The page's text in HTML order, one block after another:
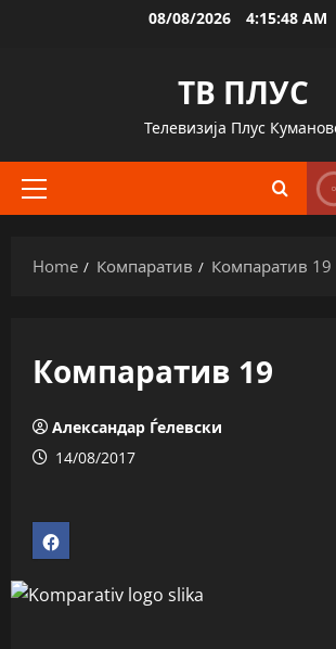
08/08/2026 4:15:49 AM
ТВ ПЛУС
Телевизија Плус
Primary
Home Компаратив Компаратив 19
Компаратив 19
Александар Ѓелевски
14/08/2017